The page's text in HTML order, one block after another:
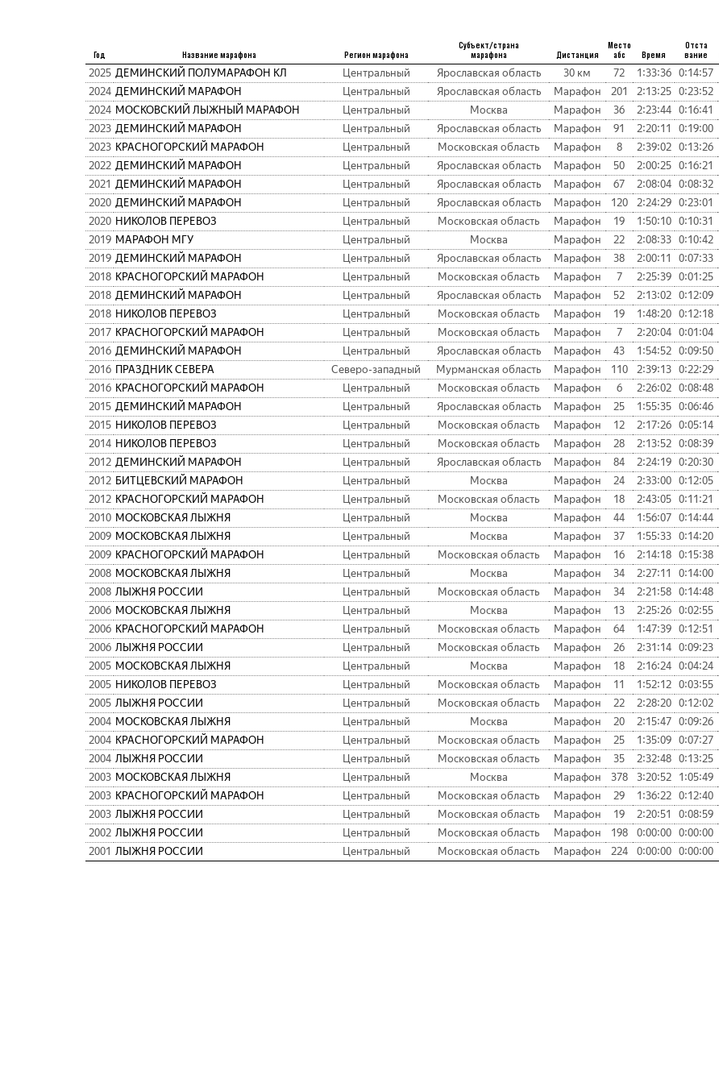
Год Название марафона Регион марафона
Субъект/страна
марафона
Дистанция
Место
абс
Время
Отста
вание
2025 ДЕМИНСКИЙ ПОЛУМАРАФОН КЛ Центральный Ярославская область 30 км 72 1:33:36 0:14:57
2024 ДЕМИНСКИЙ МАРАФОН Центральный Ярославская область Марафон 201 2:13:25 0:23:52
2024 МОСКОВСКИЙ ЛЫЖНЫЙ МАРАФОН Центральный Москва Марафон 36 2:23:44 0:16:41
2023 ДЕМИНСКИЙ МАРАФОН Центральный Ярославская область Марафон 91 2:20:11 0:19:00
2023 КРАСНОГОРСКИЙ МАРАФОН Центральный Московская область Марафон 8 2:39:02 0:13:26
2022 ДЕМИНСКИЙ МАРАФОН Центральный Ярославская область Марафон 50 2:00:25 0:16:21
2021 ДЕМИНСКИЙ МАРАФОН Центральный Ярославская область Марафон 67 2:08:04 0:08:32
2020 ДЕМИНСКИЙ МАРАФОН Центральный Ярославская область Марафон 120 2:24:29 0:23:01
2020 НИКОЛОВ ПЕРЕВОЗ Центральный Московская область Марафон 19 1:50:10 0:10:31
2019 МАРАФОН МГУ Центральный Москва Марафон 22 2:08:33 0:10:42
2019 ДЕМИНСКИЙ МАРАФОН Центральный Ярославская область Марафон 38 2:00:11 0:07:33
2018 КРАСНОГОРСКИЙ МАРАФОН Центральный Московская область Марафон 7 2:25:39 0:01:25
2018 ДЕМИНСКИЙ МАРАФОН Центральный Ярославская область Марафон 52 2:13:02 0:12:09
2018 НИКОЛОВ ПЕРЕВОЗ Центральный Московская область Марафон 19 1:48:20 0:12:18
2017 КРАСНОГОРСКИЙ МАРАФОН Центральный Московская область Марафон 7 2:20:04 0:01:04
2016 ДЕМИНСКИЙ МАРАФОН Центральный Ярославская область Марафон 43 1:54:52 0:09:50
2016 ПРАЗДНИК СЕВЕРА Северо-западный Мурманская область Марафон 110 2:39:13 0:22:29
2016 КРАСНОГОРСКИЙ МАРАФОН Центральный Московская область Марафон 6 2:26:02 0:08:48
2015 ДЕМИНСКИЙ МАРАФОН Центральный Ярославская область Марафон 25 1:55:35 0:06:46
2015 НИКОЛОВ ПЕРЕВОЗ Центральный Московская область Марафон 12 2:17:26 0:05:14
2014 НИКОЛОВ ПЕРЕВОЗ Центральный Московская область Марафон 28 2:13:52 0:08:39
2012 ДЕМИНСКИЙ МАРАФОН Центральный Ярославская область Марафон 84 2:24:19 0:20:30
2012 БИТЦЕВСКИЙ МАРАФОН Центральный Москва Марафон 24 2:33:00 0:12:05
2012 КРАСНОГОРСКИЙ МАРАФОН Центральный Московская область Марафон 18 2:43:05 0:11:21
2010 МОСКОВСКАЯ ЛЫЖНЯ Центральный Москва Марафон 44 1:56:07 0:14:44
2009 МОСКОВСКАЯ ЛЫЖНЯ Центральный Москва Марафон 37 1:55:33 0:14:20
2009 КРАСНОГОРСКИЙ МАРАФОН Центральный Московская область Марафон 16 2:14:18 0:15:38
2008 МОСКОВСКАЯ ЛЫЖНЯ Центральный Москва Марафон 34 2:27:11 0:14:00
2008 ЛЫЖНЯ РОССИИ Центральный Московская область Марафон 34 2:21:58 0:14:48
2006 МОСКОВСКАЯ ЛЫЖНЯ Центральный Москва Марафон 13 2:25:26 0:02:55
2006 КРАСНОГОРСКИЙ МАРАФОН Центральный Московская область Марафон 64 1:47:39 0:12:51
2006 ЛЫЖНЯ РОССИИ Центральный Московская область Марафон 26 2:31:14 0:09:23
2005 МОСКОВСКАЯ ЛЫЖНЯ Центральный Москва Марафон 18 2:16:24 0:04:24
2005 НИКОЛОВ ПЕРЕВОЗ Центральный Московская область Марафон 11 1:52:12 0:03:55
2005 ЛЫЖНЯ РОССИИ Центральный Московская область Марафон 22 2:28:20 0:12:02
2004 МОСКОВСКАЯ ЛЫЖНЯ Центральный Москва Марафон 20 2:15:47 0:09:26
2004 КРАСНОГОРСКИЙ МАРАФОН Центральный Московская область Марафон 25 1:35:09 0:07:27
2004 ЛЫЖНЯ РОССИИ Центральный Московская область Марафон 35 2:32:48 0:13:25
2003 МОСКОВСКАЯ ЛЫЖНЯ Центральный Москва Марафон 378 3:20:52 1:05:49
2003 КРАСНОГОРСКИЙ МАРАФОН Центральный Московская область Марафон 29 1:36:22 0:12:40
2003 ЛЫЖНЯ РОССИИ Центральный Московская область Марафон 19 2:20:51 0:08:59
2002 ЛЫЖНЯ РОССИИ Центральный Московская область Марафон 198 0:00:00 0:00:00
2001 ЛЫЖНЯ РОССИИ Центральный Московская область Марафон 224 0:00:00 0:00:00